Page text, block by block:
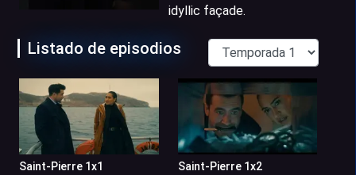
idyllic façade.
Listado de episodios
Saint-Pierre 1x1 Saint-Pierre 1x2